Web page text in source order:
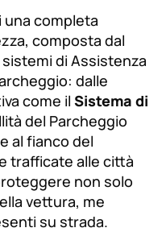
una completa
composta dal
di Assistenza
dalle
come il Sistema di
del Parcheggio
al fianco del
trafficate alle città
non solo
vettura, me
su strada.